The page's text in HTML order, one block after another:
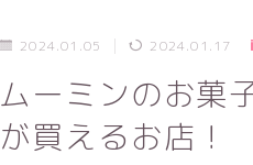
2024.01.05 2024.01.17
ムーミンのお菓
が買えるお店！